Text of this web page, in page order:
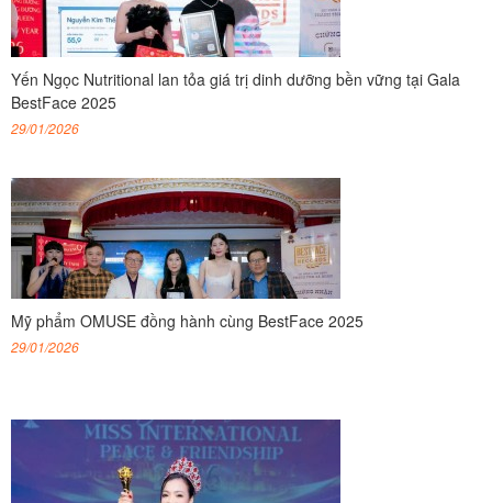
Yến Ngọc Nutritional lan tỏa giá trị dinh dưỡng bền vững tại Gala
BestFace 2025
29/01/2026
Mỹ phẩm OMUSE đồng hành cùng BestFace 2025
29/01/2026